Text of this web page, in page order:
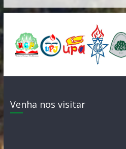
Venha nos visitar